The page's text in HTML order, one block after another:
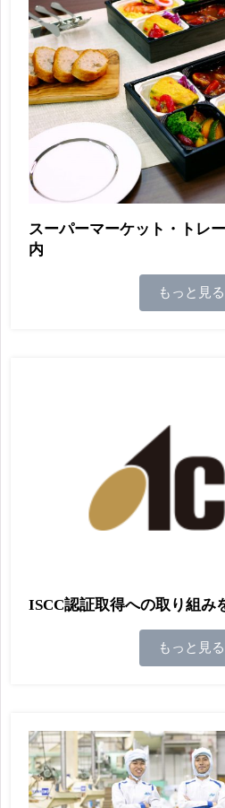
スーパーマーケット・トレ
内
もっと見
ISCC認証取得への取り組み
もっと見